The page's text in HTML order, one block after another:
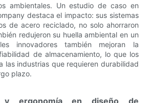
ambientales. Un estudio de caso en
destaca el impacto: sus sistemas
de acero reciclado, no solo ahorraron
redujeron su huella ambiental en un
innovadores también mejoran la
de almacenamiento, lo que los
las industrias que requieren durabilidad
plazo.